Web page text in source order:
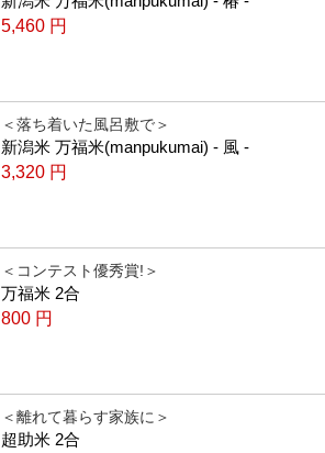
5,460 円
＜落ち着いた風呂敷で＞
新潟米 万福米(manpukumai) - 風 -
3,320 円
＜コンテスト優秀賞!＞
万福米 2合
800 円
＜離れて暮らす家族に＞
超助米 2合